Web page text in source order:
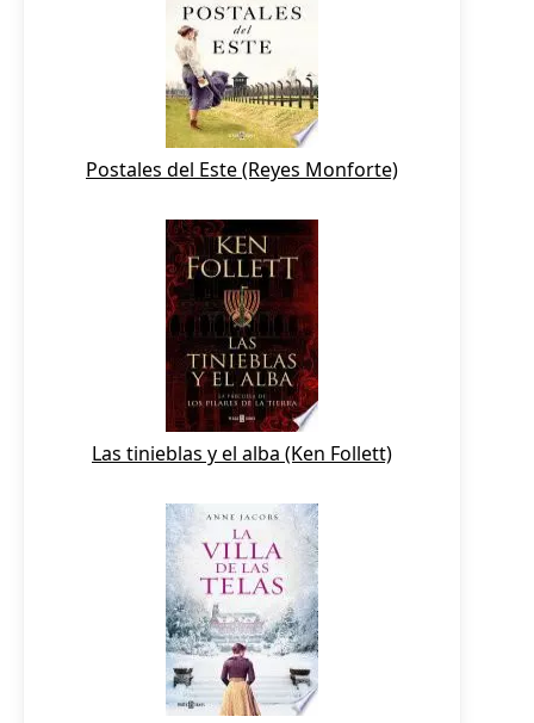
Postales del Este (Reyes Monforte)
Las tinieblas y el alba (Ken Follett)